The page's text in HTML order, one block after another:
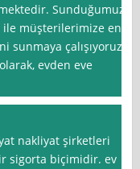
Sunduğumuz
ile müşterilerimize en
çalışıyoruz.
evden eve
nakliyat şirketleri
sigorta biçimidir. ev